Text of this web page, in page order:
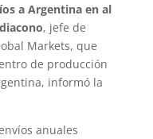
a Argentina en al
, jefe de
Markets, que
de producción
informó la
anuales